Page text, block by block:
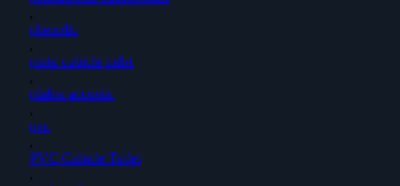
,
phenolic
,
pintu cubicle toilet
,
plafon acoustic
,
pvc
,
PVC Cubicle Toilet
,